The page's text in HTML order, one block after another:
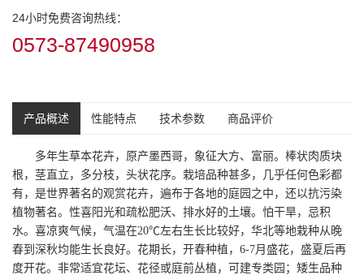
24小时免费咨询热线：
0573-87490958
产品概述 性能特点 技术参数 商品评价
多年生草本花卉，原产墨西哥，象征大方、富丽。棒状肉质块
根，茎直立，多分枝，头状花序。栽培品种甚多，几乎任何色彩都
有，是世界著名的观赏花卉，遍布于各地的庭园之中，还以抗污染
植物著名。性喜阳光和疏松肥沃、排水好的土壤。怕干旱，忌积
水。喜凉爽气候，气温在20℃左右生长比较好，华北等地栽种从晚
春到深秋均能生长良好。花期长，开春种植，6-7月盛花，盛夏后再
度开花。非常适宜花坛、花径或庭前丛植，可建专类园；矮生品种